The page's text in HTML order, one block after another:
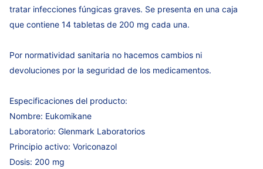
tratar infecciones fúngicas graves. Se presenta en una caja
que contiene 14 tabletas de 200 mg cada una.
Por normatividad sanitaria no hacemos cambios ni
devoluciones por la seguridad de los medicamentos.
Especificaciones del producto:
Nombre: Eukomikane
Laboratorio: Glenmark Laboratorios
Principio activo: Voriconazol
Dosis: 200 mg